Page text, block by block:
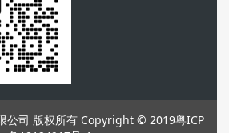
公司 版权所有 Copyright © 2019粤ICP